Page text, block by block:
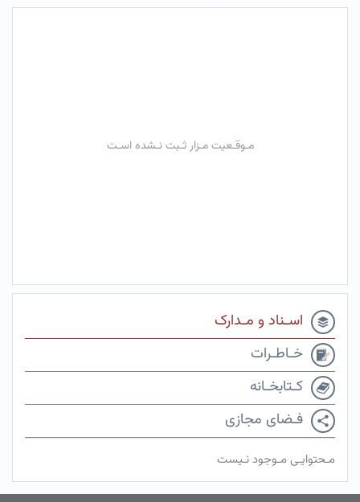
مـوقـعیت مـزار ثـبت نـشده اسـت
اسـناد و مـدارک
خـاطـرات
کـتابخـانه
فـضای مجازی
مـحتوایـی مـوجود نـیست